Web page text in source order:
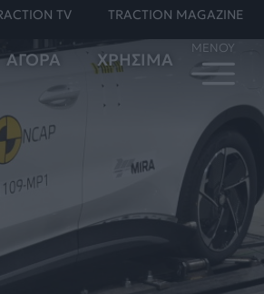
TV TRACTION MAGAZINE
ΑΓΟΡΑ ΧΡΗΣΙΜΑ